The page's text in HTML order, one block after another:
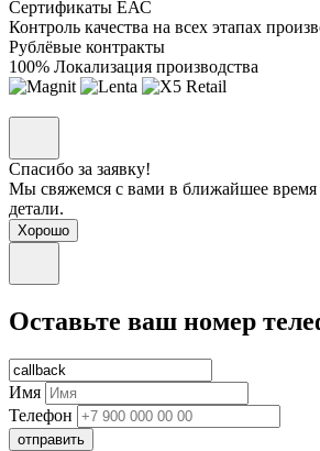
Сертификаты ЕАС
Контроль качества на всех этапах
Рублёвые контракты
100% Локализация производства
Спасибо за заявку!
Мы свяжемся с вами в ближайшее время
детали.
Хорошо
Оставьте ваш номер
Имя
Телефон
отправить